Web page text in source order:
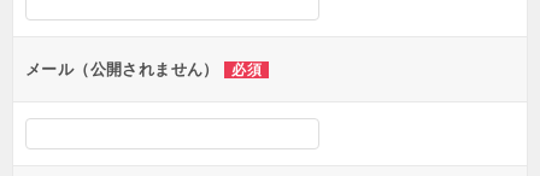
ンメール（公開されません） 必須